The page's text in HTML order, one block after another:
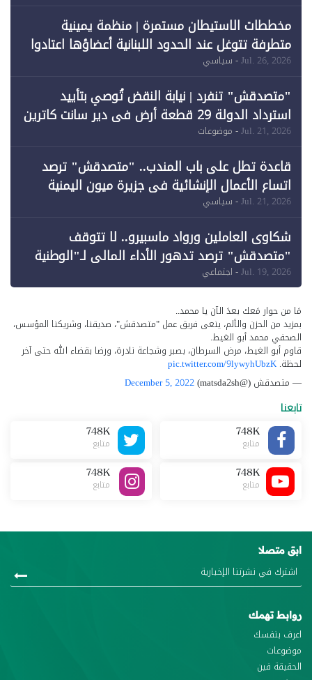
مخططات الاستيطان مستمرة | منظمة يمينية
متطرفة تتوغل عند الحدود اللبنانية أعضاؤها اعتادوا
خرق الحدود
Jul. 26, 2026- سياسي
"متصدقش" تنفرد | نيابة النقض تُوصي بتأييد
استرداد الدولة 29 قطعة أرض في دير سانت كاترين
وقبول طعن الحكومة جزئيًا (1)
Jul. 21, 2026- موضوعات
قاعدة تطل على باب المندب.. "متصدقش" ترصد
اتساع الأعمال الإنشائية في جزيرة ميون اليمنية
Jul. 21, 2026- سياسي
شكاوى العاملين ورواد ماسبيرو.. لا تتوقف
"متصدقش" ترصد تدهور الأداء المالي لـ"الوطنية
للإعلام"
Jul. 19, 2026- اجتماعي
مَا من حوار مَعك بعدَ الآن يا محمد..
بمزيد من الحزن والألم، ينعى فريق عمل "متصدقش"، صديقنا، وشريكنا المؤسس،
الصحفي محمد أبو الغيط.
قاوم أبو الغيط، مرض السرطان، بصبر وشجاعة نادرة، ورضا بقضاء الله حتى آخر
لحظة. pic.twitter.com/9lywyhUbzK
— متصدقش (@matsda2sh)
December 5, 2022
تابعنا
748K
متابع
748K
متابع
748K
متابع
748K
متابع
ابق متصلا
روابط تهمك
اعرف بنفسك
موضوعات
الحقيقة فين